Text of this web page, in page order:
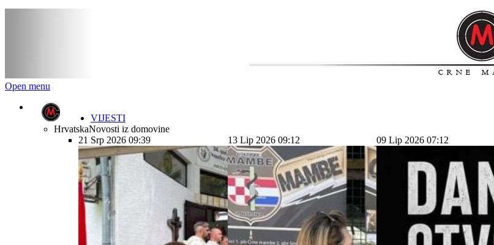
Open menu
VIJESTI
HrvatskaNovosti iz domovine
21 Srp 2026 09:39
13 Lip 2026 09:12 09 Lip 2026 07:12